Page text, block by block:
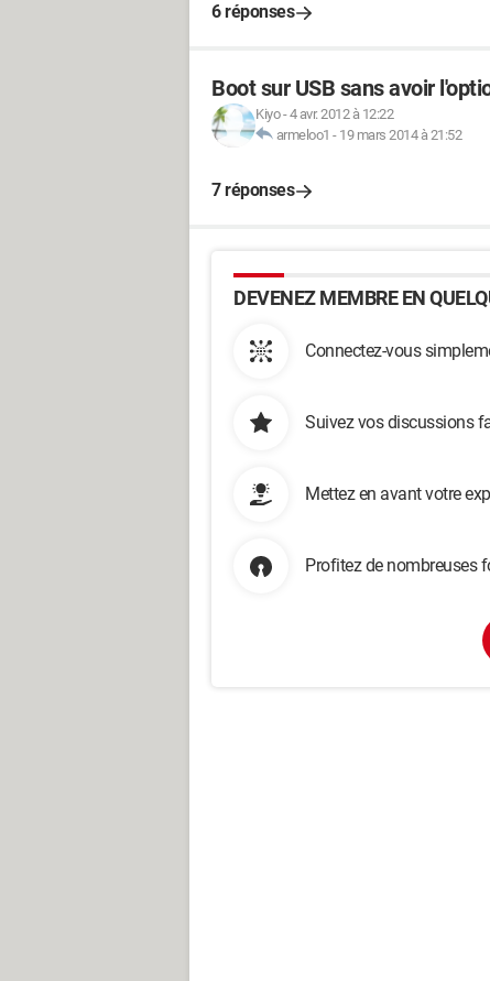
6 réponses
Boot sur USB sans avoir
Kiyo-4 avr. 2012 à 12:22
armeloo1 - 19 mars 2014 à 21:52
7 réponses
DEVENEZ MEMBRE EN
Connectez-vous
Suivez vos discussions
Mettez en avant votre
Profitez de nombreuses